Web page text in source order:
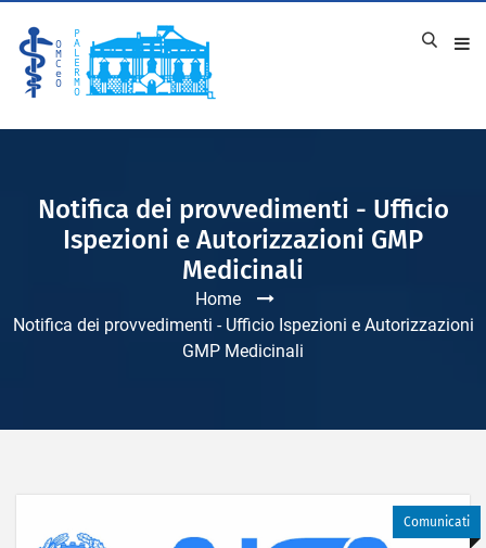
Notifica dei provvedimenti - Ufficio
Ispezioni e Autorizzazioni GMP
Medicinali
Home
Notifica dei provvedimenti - Ufficio Ispezioni e Autorizzazioni
GMP Medicinali
Comunicati